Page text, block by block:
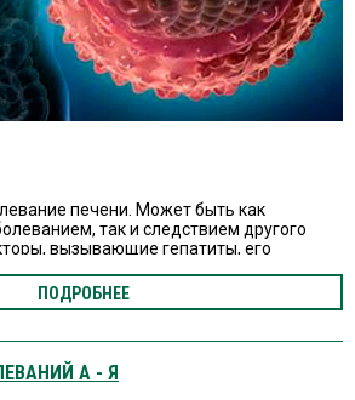
печени. Может быть как
так и следствием другого
вызывающие гепатиты, его
ПОДРОБНЕЕ
А - Я